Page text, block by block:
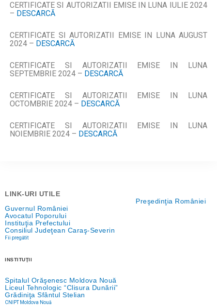
CERTIFICATE SI AUTORIZATII EMISE IN LUNA IULIE 2024
– DESCARCĂ
CERTIFICATE SI AUTORIZATII EMISE IN LUNA AUGUST
2024 – DESCARCĂ
CERTIFICATE SI AUTORIZATII EMISE IN LUNA
SEPTEMBRIE 2024 – DESCARCĂ
CERTIFICATE SI AUTORIZATII EMISE IN LUNA
OCTOMBRIE 2024 – DESCARCĂ
CERTIFICATE SI AUTORIZATII EMISE IN LUNA
NOIEMBRIE 2024 – DESCARCĂ
LINK-URI UTILE
Preşedinţia României
Guvernul României
Avocatul Poporului
Instituţia Prefectului
Consiliul Judeţean Caraş-Severin
Fii pregătit
INSTITUŢII
Spitalul Orăşenesc Moldova Nouă
Liceul Tehnologic “Clisura Dunării”
Grădiniţa Sfântul Stelian
CNIPT Moldova Nouă